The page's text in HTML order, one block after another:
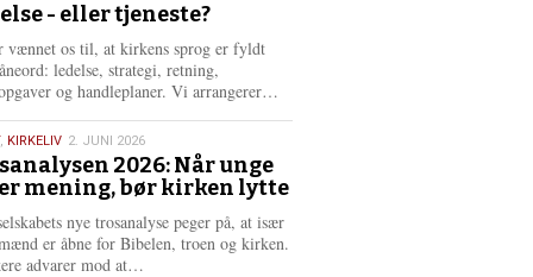
e
r
e
- eller tjeneste?
vænnet os til, at kirkens sprog er fyldt
ledelse, strategi, retning,
og handleplaner. Vi arrangerer…
r
e
, KIRKELIV 2. JUNI 2026
2026: Når unge
mening, bør kirken lytte
nye trosanalyse peger på, at især
er åbne for Bibelen, troen og kirken.
advarer mod at…